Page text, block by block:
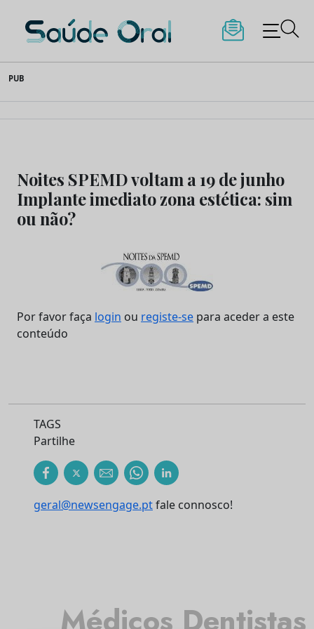
to
content
Saúde Oral
PUB
Noites SPEMD voltam a 19 de junho
Implante imediato zona estética: sim
ou não?
Por favor faça login ou registe-se para aceder a este
conteúdo
TAGS
Partilhe
geral@newsengage.ptfale connosco!